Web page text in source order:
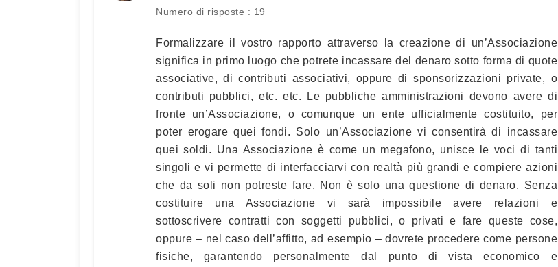
Numero di risposte : 19
Formalizzare il vostro rapporto attraverso la creazione di un’Associazione
significa in primo luogo che potrete incassare del denaro sotto forma di quote
associative, di contributi associativi, oppure di sponsorizzazioni private, o
contributi pubblici, etc. etc. Le pubbliche amministrazioni devono avere di
fronte un’Associazione, o comunque un ente ufficialmente costituito, per
poter erogare quei fondi. Solo un’Associazione vi consentirà di incassare
quei soldi. Una Associazione è come un megafono, unisce le voci di tanti
singoli e vi permette di interfacciarvi con realtà più grandi e compiere azioni
che da soli non potreste fare. Non è solo una questione di denaro. Senza
costituire una Associazione vi sarà impossibile avere relazioni e
sottoscrivere contratti con soggetti pubblici, o privati e fare queste cose,
oppure – nel caso dell’affitto, ad esempio – dovrete procedere come persone
fisiche, garantendo personalmente dal punto di vista economico e